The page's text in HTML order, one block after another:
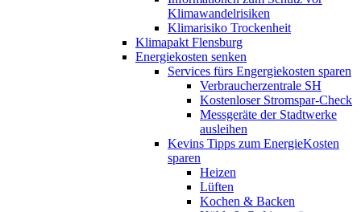
Klimawandelrisiken
Klimarisiko Trockenheit
Klimapakt Flensburg
Energiekosten senken
Services fürs Engergiekosten sparen
Verbraucherzentrale SH
Kostenloser Stromspar-Check
Messgeräte der Stadtwerke
ausleihen
Kevins Tipps zum EnergieKosten
sparen
Heizen
Lüften
Kochen & Backen